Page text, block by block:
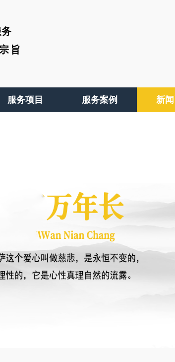
旨
服务项目 服务案例 新